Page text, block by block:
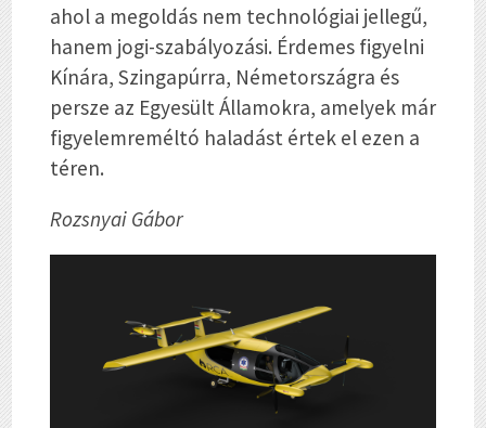
ahol a megoldás nem technológiai jellegű,
hanem jogi-szabályozási. Érdemes figyelni
Kínára, Szingapúrra, Németországra és
persze az Egyesült Államokra, amelyek már
figyelemreméltó haladást értek el ezen a
téren.
Rozsnyai Gábor